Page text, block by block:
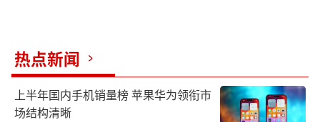
热点新闻
上半年国内手机销量榜 苹果华为领衔市
场结构清晰